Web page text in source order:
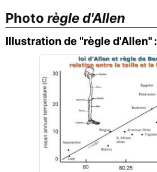
Photo règle d'Allen
Illustration de "règle d'Allen" :